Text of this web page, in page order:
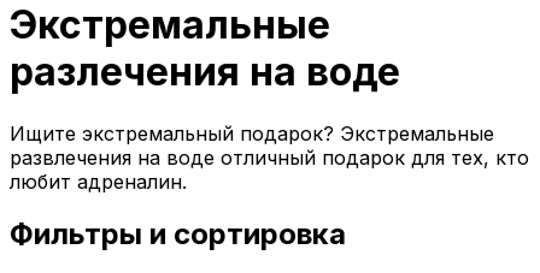
Экстремальные
разлечения на воде
Ищите экстремальный подарок? Экстремальные
развлечения на воде отличный подарок для тех, кто
любит адреналин.
Фильтры и сортировка